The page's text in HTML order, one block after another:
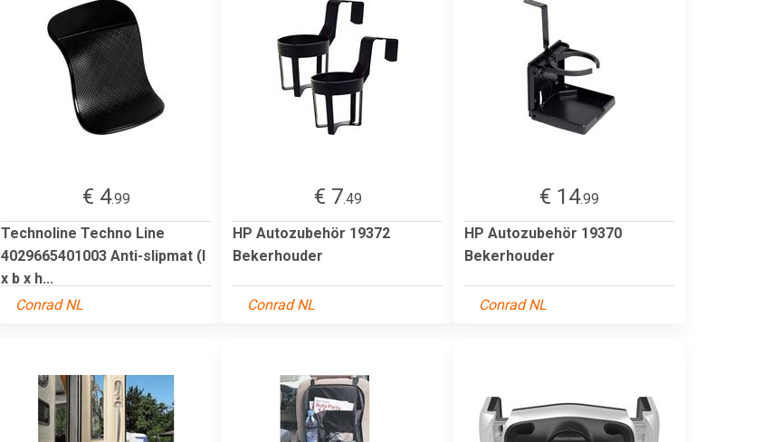
€ 4.99
Technoline Techno Line
4029665401003 Anti-slipmat (l
x b x h...
Conrad NL
€ 7.49
HP Autozubehör 19372
Bekerhouder
Conrad NL
€ 14.99
HP Autozubehör 19370
Bekerhouder
Conrad NL